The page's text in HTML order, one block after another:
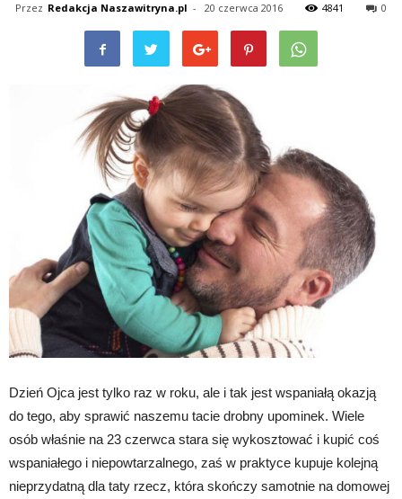
Przez Redakcja Naszawitryna.pl - 20 czerwca 2016 4841 0
Dzień Ojca jest tylko raz w roku, ale i tak jest wspaniałą okazją
do tego, aby sprawić naszemu tacie drobny upominek. Wiele
osób właśnie na 23 czerwca stara się wykosztować i kupić coś
wspaniałego i niepowtarzalnego, zaś w praktyce kupuje kolejną
nieprzydatną dla taty rzecz, która skończy samotnie na domowej